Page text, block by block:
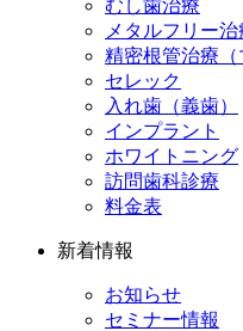
むし歯治療
メタルフリー治
精密根管治療（
セレック
入れ歯（義歯）
インプラント
ホワイトニング
訪問歯科診療
料金表
新着情報
お知らせ
セミナー情報